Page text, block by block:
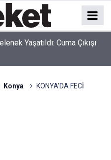
Sonu Oldu
Konya
KONYA'DA FECİ